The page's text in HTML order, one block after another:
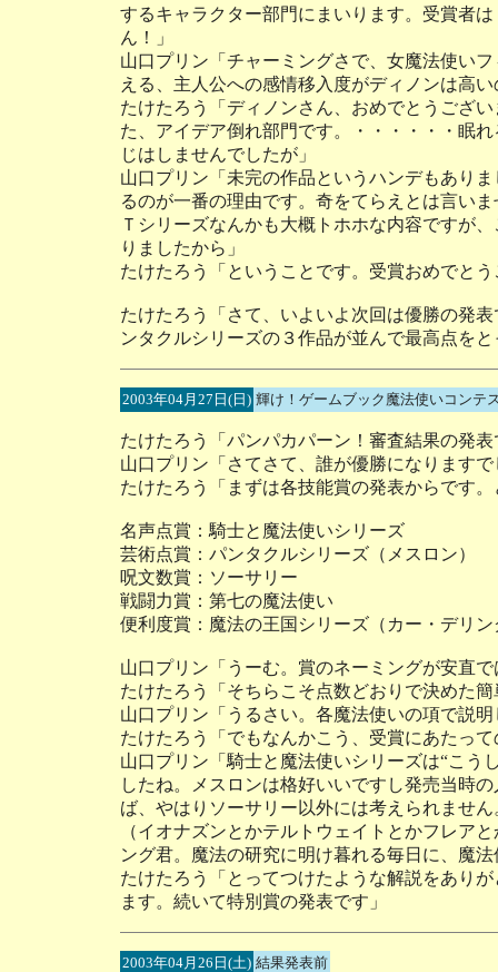
するキャラクター部門にまいります。受賞者
ん！」
山口プリン「チャーミングさで、女魔法使い
える、主人公への感情移入度がディノンは高
たけたろう「ディノンさん、おめでとうござ
た、アイデア倒れ部門です。・・・・・・眠
じはしませんでしたが」
山口プリン「未完の作品というハンデもあり
るのが一番の理由です。奇をてらえとは言い
Ｔシリーズなんかも大概トホホな内容ですが
りましたから」
たけたろう「ということです。受賞おめでと
たけたろう「さて、いよいよ次回は優勝の発
ンタクルシリーズの３作品が並んで最高点を
2003年04月27日(日) 輝け！ゲームブック魔法使いコンテ
たけたろう「パンパカパーン！審査結果の発表
山口プリン「さてさて、誰が優勝になります
たけたろう「まずは各技能賞の発表からです。
名声点賞：騎士と魔法使いシリーズ
芸術点賞：パンタクルシリーズ（メスロン）
呪文数賞：ソーサリー
戦闘力賞：第七の魔法使い
便利度賞：魔法の王国シリーズ（カー・デリン
山口プリン「うーむ。賞のネーミングが安直
たけたろう「そちらこそ点数どおりで決めた
山口プリン「うるさい。各魔法使いの項で説
たけたろう「でもなんかこう、受賞にあたっ
山口プリン「騎士と魔法使いシリーズは“こう
したね。メスロンは格好いいですし発売当時
ば、やはりソーサリー以外には考えられませ
（イオナズンとかテルトウェイトとかフレア
ング君。魔法の研究に明け暮れる毎日に、魔
たけたろう「とってつけたような解説をあり
ます。続いて特別賞の発表です」
2003年04月26日(土) 結果発表前